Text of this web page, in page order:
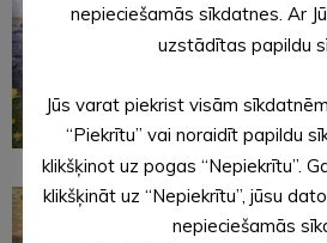
nepieciešamās sīkdatnes. Ar
uzstādītas papildu
Jūs varat piekrist visām
“Piekrītu” vai noraidīt papildu
klikšķinot uz pogas “Nepiekrītu”.
klikšķināt uz “Nepiekrītu”, jūsu
nepieciešamās